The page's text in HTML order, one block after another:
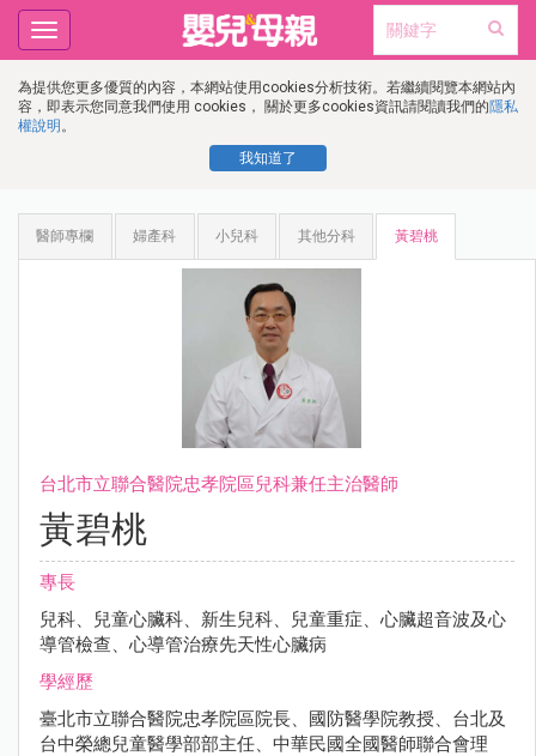
為提供您更多優質的內容，本網站使用cookies分析技術。若繼續閱覽本網站內
容，即表示您同意我們使用 cookies， 關於更多cookies資訊請閱讀我們的隱私
權說明 。
我知道了
Toggle
navigation
醫師專欄 婦產科 小兒科 其他分科 黃碧桃
台北市立聯合醫院忠孝院區兒科兼任主治醫師
黃碧桃
專長
兒科、兒童心臟科、新生兒科、兒童重症、心臟超音波及心
導管檢查、心導管治療先天性心臟病
學經歷
臺北市立聯合醫院忠孝院區院長、國防醫學院教授、台北及
台中榮總兒童醫學部部主任、中華民國全國醫師聯合會理